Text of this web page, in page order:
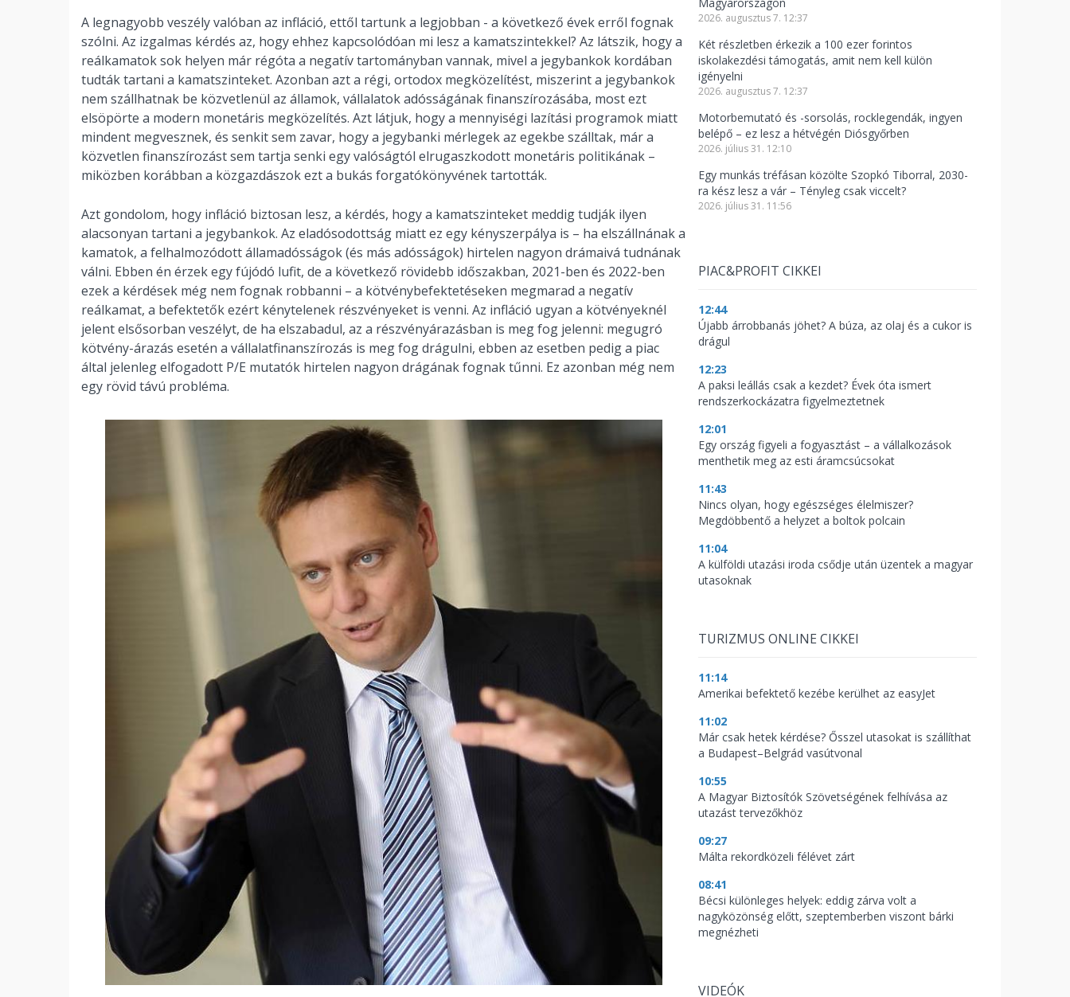
A legnagyobb veszély valóban az infláció, ettől tartunk a legjobban - a következő évek erről fognak
szólni. Az izgalmas kérdés az, hogy ehhez kapcsolódóan mi lesz a kamatszintekkel? Az látszik, hogy a
reálkamatok sok helyen már régóta a negatív tartományban vannak, mivel a jegybankok kordában
tudták tartani a kamatszinteket. Azonban azt a régi, ortodox megközelítést, miszerint a jegybankok
nem szállhatnak be közvetlenül az államok, vállalatok adósságának finanszírozásába, most ezt
elsöpörte a modern monetáris megközelítés. Azt látjuk, hogy a mennyiségi lazítási programok miatt
mindent megvesznek, és senkit sem zavar, hogy a jegybanki mérlegek az egekbe szálltak, már a
közvetlen finanszírozást sem tartja senki egy valóságtól elrugaszkodott monetáris politikának –
miközben korábban a közgazdászok ezt a bukás forgatókönyvének tartották.
Azt gondolom, hogy infláció biztosan lesz, a kérdés, hogy a kamatszinteket meddig tudják ilyen
alacsonyan tartani a jegybankok. Az eladósodottság miatt ez egy kényszerpálya is – ha elszállnának a
kamatok, a felhalmozódott államadósságok (és más adósságok) hirtelen nagyon drámaivá tudnának
válni. Ebben én érzek egy fújódó lufit, de a következő rövidebb időszakban, 2021-ben és 2022-ben
ezek a kérdések még nem fognak robbanni – a kötvénybefektetéseken megmarad a negatív
reálkamat, a befektetők ezért kénytelenek részvényeket is venni. Az infláció ugyan a kötvényeknél
jelent elsősorban veszélyt, de ha elszabadul, az a részvényárazásban is meg fog jelenni: megugró
kötvény-árazás esetén a vállalatfinanszírozás is meg fog drágulni, ebben az esetben pedig a piac
által jelenleg elfogadott P/E mutatók hirtelen nagyon drágának fognak tűnni. Ez azonban még nem
egy rövid távú probléma.
2026. augusztus 7. 12:37
Két részletben érkezik a 100 ezer forintos
iskolakezdési támogatás, amit nem kell külön
igényelni
2026. augusztus 7. 12:37
Motorbemutató és -sorsolás, rocklegendák, ingyen
belépő – ez lesz a hétvégén Diósgyőrben
2026. július 31. 12:10
Egy munkás tréfásan közölte Szopkó Tiborral, 2030-
ra kész lesz a vár – Tényleg csak viccelt?
2026. július 31. 11:56
PIAC&PROFIT CIKKEI
12:44
Újabb árrobbanás jöhet? A búza, az olaj és a cukor is
drágul
12:23
A paksi leállás csak a kezdet? Évek óta ismert
rendszerkockázatra figyelmeztetnek
12:01
Egy ország figyeli a fogyasztást – a vállalkozások
menthetik meg az esti áramcsúcsokat
11:43
Nincs olyan, hogy egészséges élelmiszer?
Megdöbbentő a helyzet a boltok polcain
11:04
A külföldi utazási iroda csődje után üzentek a magyar
utasoknak
TURIZMUS ONLINE CIKKEI
11:14
Amerikai befektető kezébe kerülhet az easyJet
11:02
Már csak hetek kérdése? Ősszel utasokat is szállíthat
a Budapest–Belgrád vasútvonal
10:55
A Magyar Biztosítók Szövetségének felhívása az
utazást tervezőkhöz
09:27
Málta rekordközeli félévet zárt
08:41
Bécsi különleges helyek: eddig zárva volt a
nagyközönség előtt, szeptemberben viszont bárki
megnézheti
VIDEÓK